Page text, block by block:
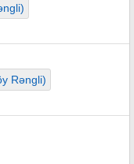
Rəngli)